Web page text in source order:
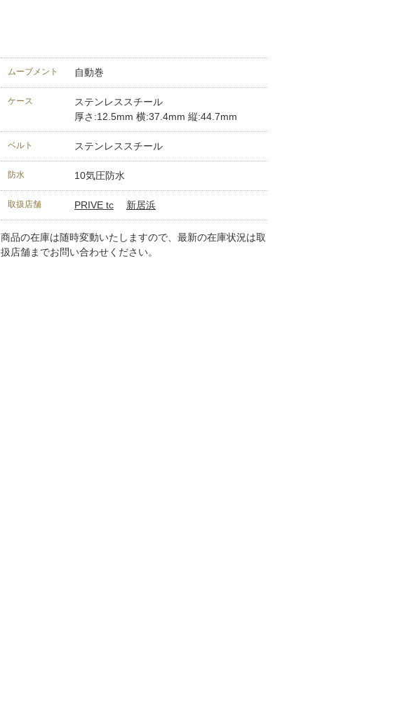
ムーブメント 自動巻
ケース
ステンレススチール
厚さ:12.5mm 横:37.4mm 縦:44.7mm
ベルト ステンレススチール
防水 10気圧防水
取扱店舗 PRIVE tc 新居浜
商品の在庫は随時変動いたしますので、最新の在庫状況は取
扱店舗までお問い合わせください。